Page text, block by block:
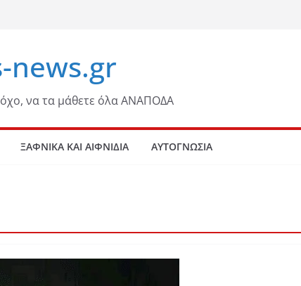
news.gr
να τα μάθετε όλα ΑΝΑΠΟΔΑ
ΞΑΦΝΙΚΑ ΚΑΙ ΑΙΦΝΙΔΙΑ ΑΥΤΟΓΝΩΣΙΑ